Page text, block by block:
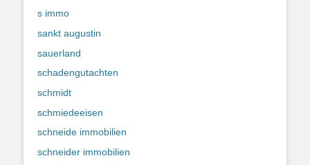
s immo
sankt augustin
sauerland
schadengutachten
schmidt
schmiedeeisen
schneide immobilien
schneider immobilien